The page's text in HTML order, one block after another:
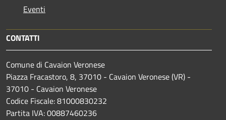
Eventi
CONTATTI
Comune di Cavaion Veronese
Piazza Fracastoro, 8, 37010 - Cavaion Veronese (VR) -
37010 - Cavaion Veronese
Codice Fiscale: 81000830232
Partita IVA: 00887460236